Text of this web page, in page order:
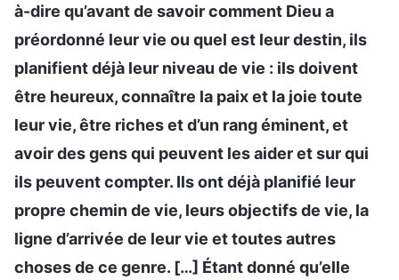
à-dire qu’avant de savoir comment Dieu a
préordonné leur vie ou quel est leur destin, ils
planifient déjà leur niveau de vie : ils doivent
être heureux, connaître la paix et la joie toute
leur vie, être riches et d’un rang éminent, et
avoir des gens qui peuvent les aider et sur qui
ils peuvent compter. Ils ont déjà planifié leur
propre chemin de vie, leurs objectifs de vie, la
ligne d’arrivée de leur vie et toutes autres
choses de ce genre. […] Étant donné qu’elle